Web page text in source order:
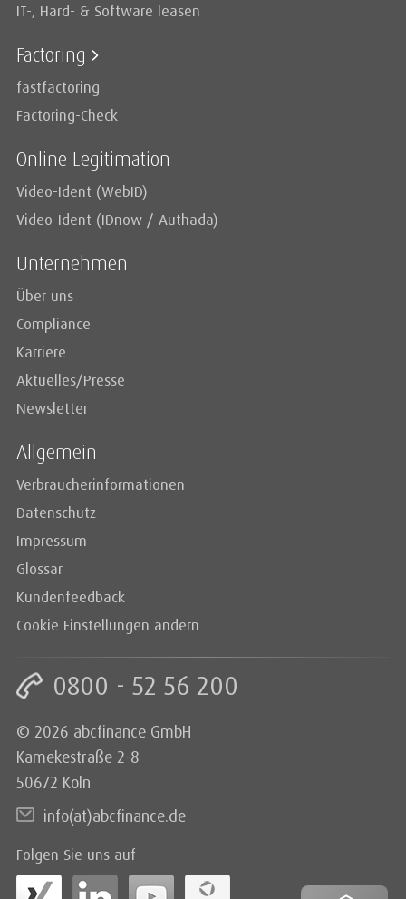
IT-, Hard- & Software leasen
Factoring
fastfactoring
Factoring-Check
Online Legitimation
Video-Ident (WebID)
Video-Ident (IDnow / Authada)
Unternehmen
Über uns
Compliance
Karriere
Aktuelles/Presse
Newsletter
Allgemein
Verbraucherinformationen
Datenschutz
Impressum
Glossar
Kundenfeedback
Cookie Einstellungen ändern
0800 - 52 56 200
© 2026 abcfinance GmbH
Kamekestraße 2-8
50672 Köln
info(at)abcfinance.de
Folgen Sie uns auf